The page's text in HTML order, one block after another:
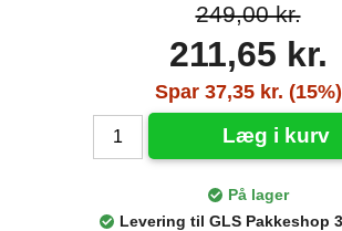
249,00 kr.
211,65 kr.
Spar 37,35 kr. (15%)
Læg i kurv
På lager
Levering til GLS Pakkeshop